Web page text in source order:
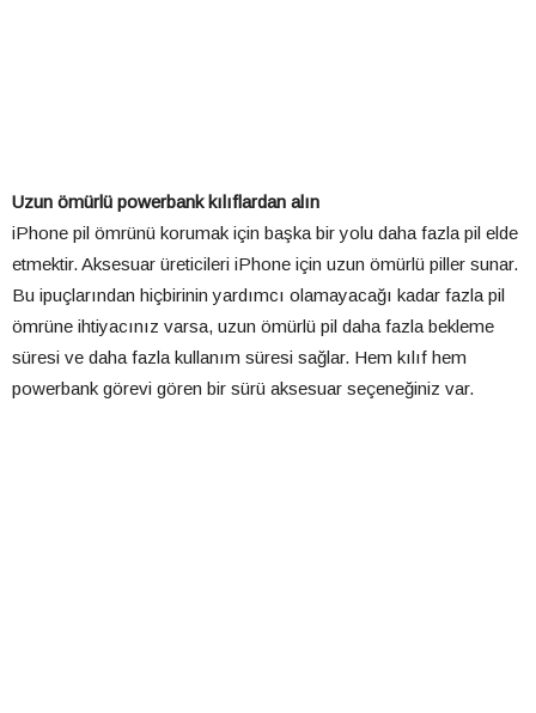
Uzun ömürlü powerbank kılıflardan alın
iPhone pil ömrünü korumak için başka bir yolu daha fazla pil elde
etmektir. Aksesuar üreticileri iPhone için uzun ömürlü piller sunar.
Bu ipuçlarından hiçbirinin yardımcı olamayacağı kadar fazla pil
ömrüne ihtiyacınız varsa, uzun ömürlü pil daha fazla bekleme
süresi ve daha fazla kullanım süresi sağlar. Hem kılıf hem
powerbank görevi gören bir sürü aksesuar seçeneğiniz var.